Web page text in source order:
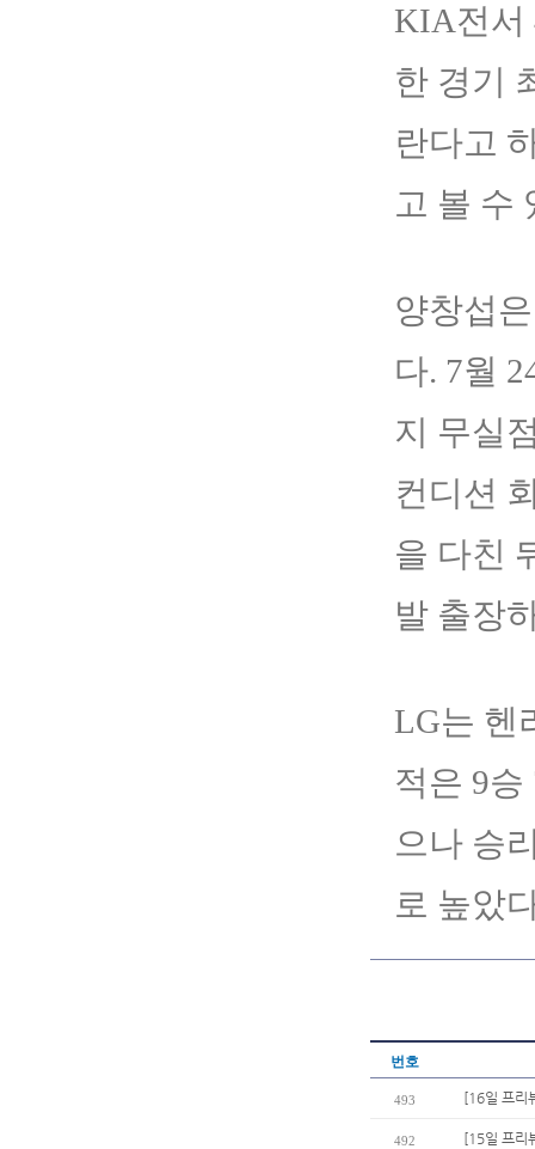
KIA전서
한 경기
란다고
고 볼 수
양창섭
다. 7월
지 무실
컨디션
을 다친
발 출장
LG는 헨
적은 9
으나 승
로 높았
번호
493 [16일 프리
492 [15일 프리